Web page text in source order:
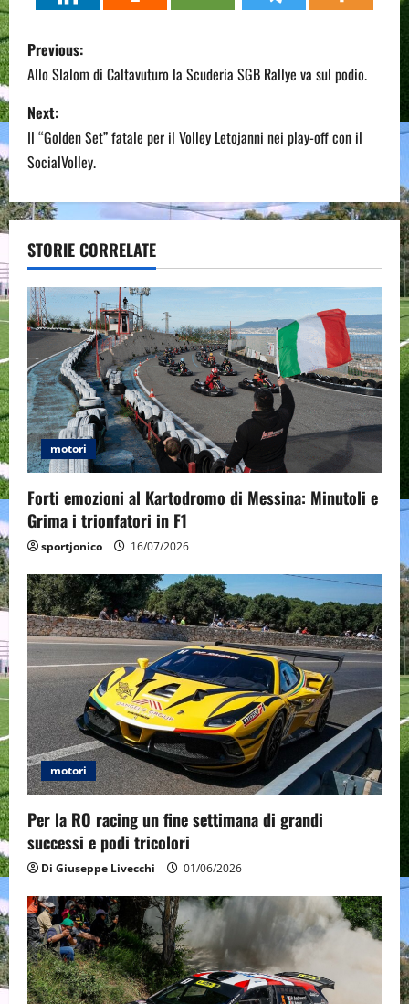
P
o
s
t
n
a
v
i
g
a
t
i
o
n
Previous:
Allo Slalom di Caltavuturo la Scuderia SGB Rallye va sul podio.
Next:
Il “Golden Set” fatale per il Volley Letojanni nei play-off con il
SocialVolley.
STORIE CORRELATE
motori
Forti emozioni al Kartodromo di Messina: Minutoli e
Grima i trionfatori in F1
sportjonico 16/07/2026
motori
Per la RO racing un fine settimana di grandi
successi e podi tricolori
Di Giuseppe Livecchi 01/06/2026